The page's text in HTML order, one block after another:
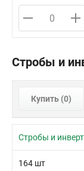
Стробы и
Купить (0)
Стробы и
164 шт